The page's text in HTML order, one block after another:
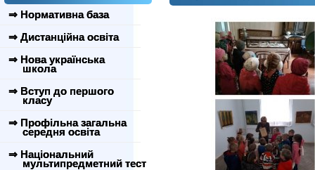
⇒ Нормативна база
⇒ Дистанційна освіта
⇒ Нова українська
школа
⇒ Вступ до першого
класу
⇒ Профільна загальна
середня освіта
⇒ Національний
мультипредметний тест